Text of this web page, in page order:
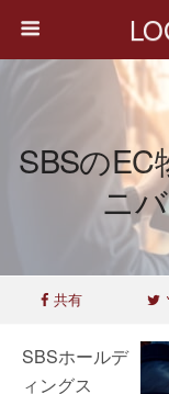
SBSの
ニ
共有
SBSホールデ
ィングス